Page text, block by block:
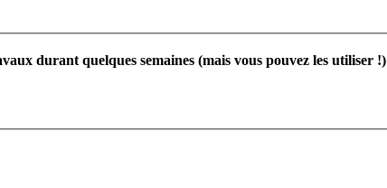
durant quelques semaines (mais vous pouvez les utiliser !)